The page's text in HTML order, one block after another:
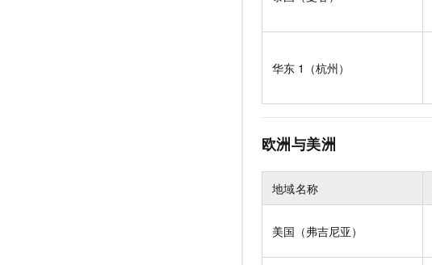
华东 1（杭州）
欧洲与美洲
地域名称
美国（弗吉尼亚）